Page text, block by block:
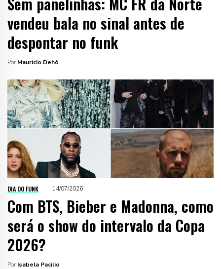
vendeu bala no sinal antes de
despontar no funk
Por Maurício Dehò
DIA DO FUNK 14/07/2026
Com BTS, Bieber e Madonna, como
será o show do intervalo da Copa
2026?
Por Isabela Pacilio